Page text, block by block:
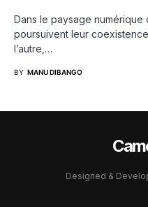
Dans le paysage numérique
poursuivent leur
l’autre,…
BY MANU DIBANGO
Designed &